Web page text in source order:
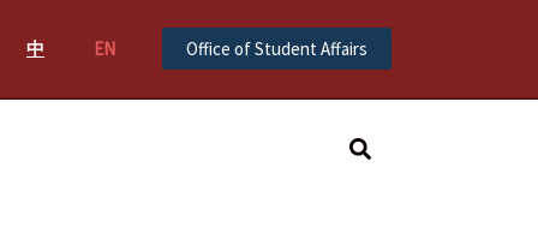
中 EN Office of Student Affairs
Search